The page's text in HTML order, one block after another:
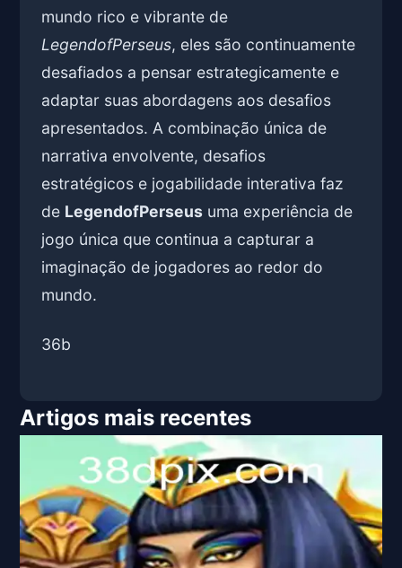
mundo rico e vibrante de
LegendofPerseus, eles são continuamente
desafiados a pensar estrategicamente e
adaptar suas abordagens aos desafios
apresentados. A combinação única de
narrativa envolvente, desafios
estratégicos e jogabilidade interativa faz
de LegendofPerseus uma experiência de
jogo única que continua a capturar a
imaginação de jogadores ao redor do
mundo.
36b
Artigos mais recentes